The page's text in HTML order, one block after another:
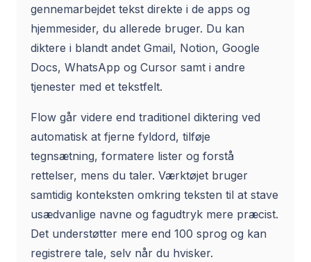
gennemarbejdet tekst direkte i de apps og
hjemmesider, du allerede bruger. Du kan
diktere i blandt andet Gmail, Notion, Google
Docs, WhatsApp og Cursor samt i andre
tjenester med et tekstfelt.
Flow går videre end traditionel diktering ved
automatisk at fjerne fyldord, tilføje
tegnsætning, formatere lister og forstå
rettelser, mens du taler. Værktøjet bruger
samtidig konteksten omkring teksten til at stave
usædvanlige navne og fagudtryk mere præcist.
Det understøtter mere end 100 sprog og kan
registrere tale, selv når du hvisker.